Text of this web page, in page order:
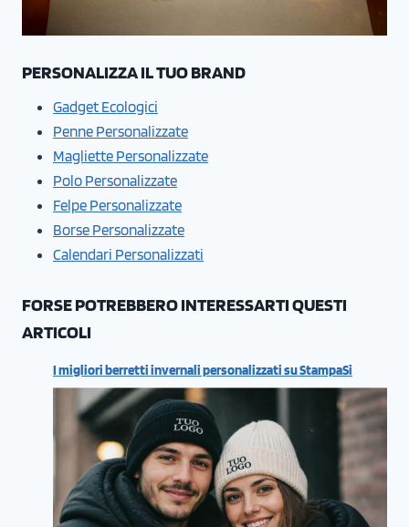
PERSONALIZZA IL TUO BRAND
Gadget Ecologici
Penne Personalizzate
Magliette Personalizzate
Polo Personalizzate
Felpe Personalizzate
Borse Personalizzate
Calendari Personalizzati
FORSE POTREBBERO INTERESSARTI QUESTI
ARTICOLI
I migliori berretti invernali personalizzati su StampaSi